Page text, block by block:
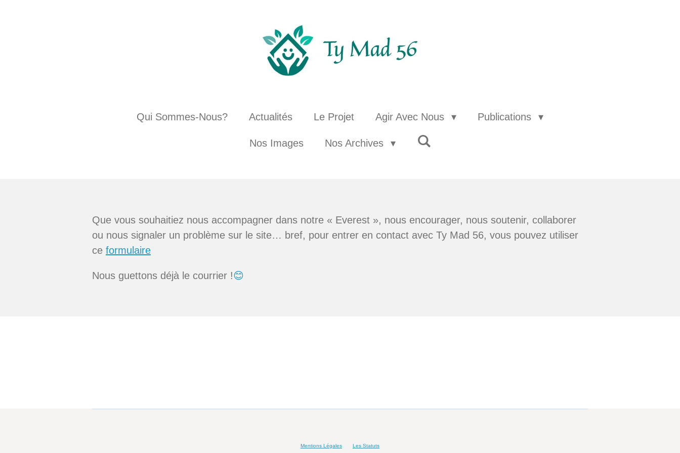
Qui Sommes-Nous? Actualités Le Projet Agir Avec Nous Publications
Nos Images Nos Archives
Que vous souhaitiez nous accompagner dans notre « Everest », nous encourager, nous soutenir, collaborer
ou nous signaler un problème sur le site… bref, pour entrer en contact avec Ty Mad 56, vous pouvez utiliser
ce formulaire
Nous guettons déjà le courrier !😊
Mentions Légales Les Statuts